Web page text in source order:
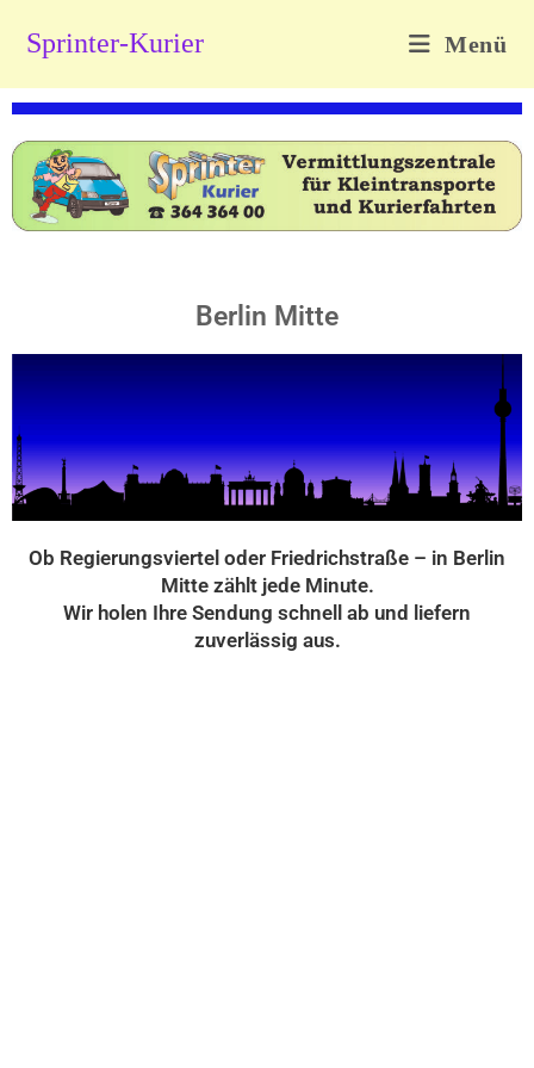
Sprinter-Kurier Menü
Berlin Mitte
Ob Regierungsviertel oder Friedrichstraße – in Berlin
Mitte zählt jede Minute.
Wir holen Ihre Sendung schnell ab und liefern
zuverlässig aus.